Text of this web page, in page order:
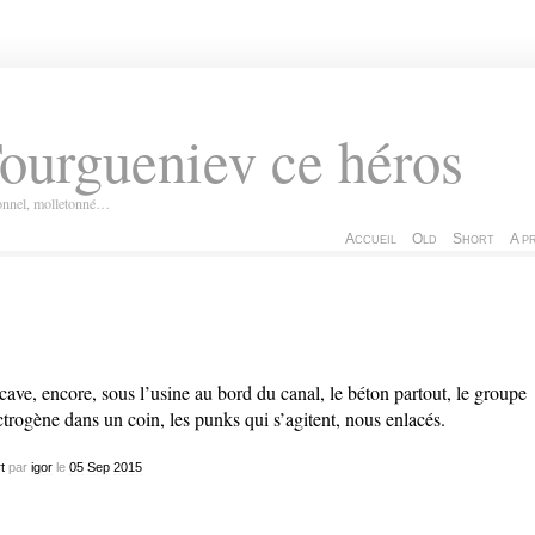
ce héros
molletonné…
Accueil Old Short A
encore, sous l’usine au bord du canal, le béton partout, le groupe
dans un coin, les punks qui s’agitent, nous enlacés.
par igorle 05 Sep 2015